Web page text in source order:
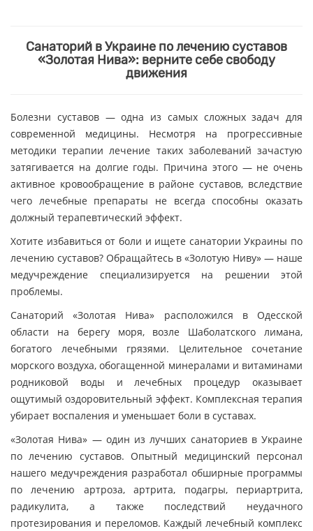
Санаторий в Украине по лечению суставов
«Золотая Нива»: верните себе свободу
движения
Болезни суставов — одна из самых сложных задач для
современной медицины. Несмотря на прогрессивные
методики терапии лечение таких заболеваний зачастую
затягивается на долгие годы. Причина этого — не очень
активное кровообращение в районе суставов, вследствие
чего лечебные препараты не всегда способны оказать
должный терапевтический эффект.
Хотите избавиться от боли и ищете санатории Украины по
лечению суставов? Обращайтесь в «Золотую Ниву» — наше
медучреждение специализируется на решении этой
проблемы.
Санаторий «Золотая Нива» расположился в Одесской
области на берегу моря, возле Шаболатского лимана,
богатого лечебными грязями. Целительное сочетание
морского воздуха, обогащенной минералами и витаминами
родниковой воды и лечебных процедур оказывает
ощутимый оздоровительный эффект. Комплексная терапия
убирает воспаления и уменьшает боли в суставах.
«Золотая Нива» — один из лучших санаториев в Украине
по лечению суставов. Опытный медицинский персонал
нашего медучреждения разработал обширные программы
по лечению артроза, артрита, подагры, периартрита,
радикулита, а также последствий неудачного
протезирования и переломов. Каждый лечебный комплекс